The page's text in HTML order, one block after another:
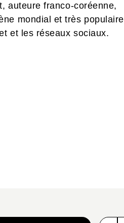
auteure franco-coréenne,
mondial et très populaire
et les réseaux sociaux.